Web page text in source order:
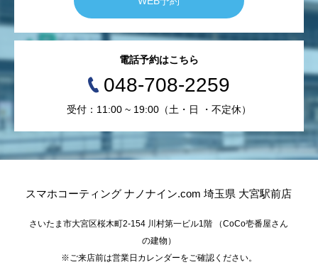
電話予約はこちら
048-708-2259
受付：11:00 ~ 19:00（土・日 ・不定休）
スマホコーティング ナノナイン.com 埼玉県 大宮駅前店
さいたま市大宮区桜木町2-154 川村第一ビル1階 （CoCo壱番屋さん
の建物）
※ご来店前は営業日カレンダーをご確認ください。